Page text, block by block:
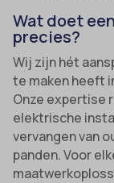
Wat doet
precies?
Wij zijn hét
te maken heeft
Onze expertise
elektrische
vervangen van
panden. Voor